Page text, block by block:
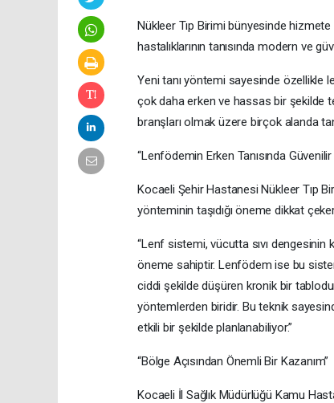
Nükleer Tıp Birimi bünyesinde
hastalıklarının tanısında modern ve
Yeni tanı yöntemi sayesinde özellikle
çok daha erken ve hassas bir şekilde
branşları olmak üzere birçok alanda
“Lenfödemin Erken Tanısında
Kocaeli Şehir Hastanesi Nükleer Tıp
yönteminin taşıdığı öneme dikkat
“Lenf sistemi, vücutta sıvı dengesinin
öneme sahiptir. Lenfödem ise bu
ciddi şekilde düşüren kronik bir
yöntemlerden biridir. Bu teknik
etkili bir şekilde planlanabiliyor.”
“Bölge Açısından Önemli Bir Kazanım”
Kocaeli İl Sağlık Müdürlüğü Kamu